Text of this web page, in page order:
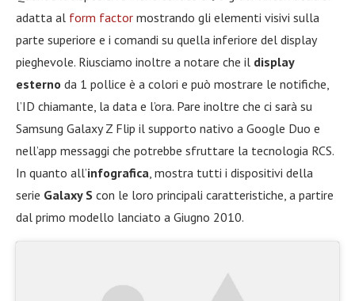
adatta al form factor mostrando gli elementi visivi sulla
parte superiore e i comandi su quella inferiore del display
pieghevole. Riusciamo inoltre a notare che il display
esterno da 1 pollice è a colori e può mostrare le notifiche,
l’ID chiamante, la data e l’ora. Pare inoltre che ci sarà su
Samsung Galaxy Z Flip il supporto nativo a Google Duo e
nell’app messaggi che potrebbe sfruttare la tecnologia RCS.
In quanto all’infografica, mostra tutti i dispositivi della
serie Galaxy S con le loro principali caratteristiche, a partire
dal primo modello lanciato a Giugno 2010.